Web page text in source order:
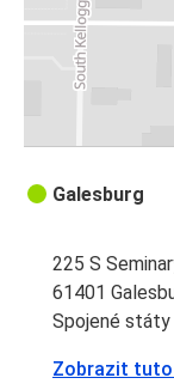
Galesburg
225 S
61401
Spojené státy
Zobrazit tuto